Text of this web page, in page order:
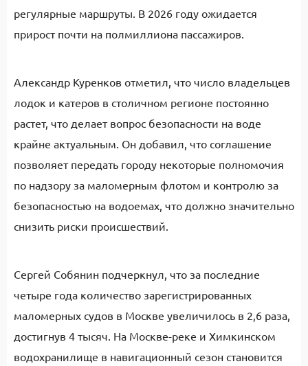
регулярные маршруты. В 2026 году ожидается
прирост почти на полмиллиона пассажиров.
Александр Куренков отметил, что число владельцев
лодок и катеров в столичном регионе постоянно
растет, что делает вопрос безопасности на воде
крайне актуальным. Он добавил, что соглашение
позволяет передать городу некоторые полномочия
по надзору за маломерным флотом и контролю за
безопасностью на водоемах, что должно значительно
снизить риски происшествий.
Сергей Собянин подчеркнул, что за последние
четыре года количество зарегистрированных
маломерных судов в Москве увеличилось в 2,6 раза,
достигнув 4 тысяч. На Москве-реке и Химкинском
водохранилище в навигационный сезон становится